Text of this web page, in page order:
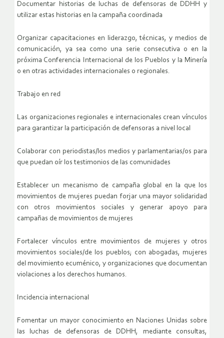
Documentar historias de luchas de defensoras de DDHH y
utilizar estas historias en la campaña coordinada
Organizar capacitaciones en liderazgo, técnicas, y medios de
comunicación, ya sea como una serie consecutiva o en la
próxima Conferencia Internacional de los Pueblos y la Minería
o en otras actividades internacionales o regionales.
Trabajo en red
Las organizaciones regionales e internacionales crean vínculos
para garantizar la participación de defensoras a nivel local
Colaborar con periodistas/los medios y parlamentarias/os para
que puedan oír los testimonios de las comunidades
Establecer un mecanismo de campaña global en la que los
movimientos de mujeres puedan forjar una mayor solidaridad
con otros movimientos sociales y generar apoyo para
campañas de movimientos de mujeres
Fortalecer vínculos entre movimientos de mujeres y otros
movimientos sociales/de los pueblos; con abogadas, mujeres
del movimiento ecuménico, y organizaciones que documentan
violaciones a los derechos humanos.
Incidencia internacional
Fomentar un mayor conocimiento en Naciones Unidas sobre
las luchas de defensoras de DDHH, mediante consultas,